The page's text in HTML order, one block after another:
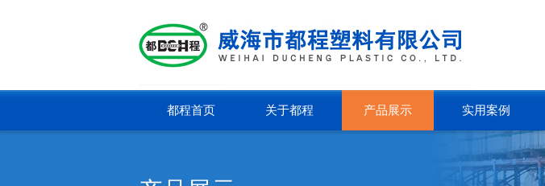
都程首页 关于都程 产品展示 实用案例